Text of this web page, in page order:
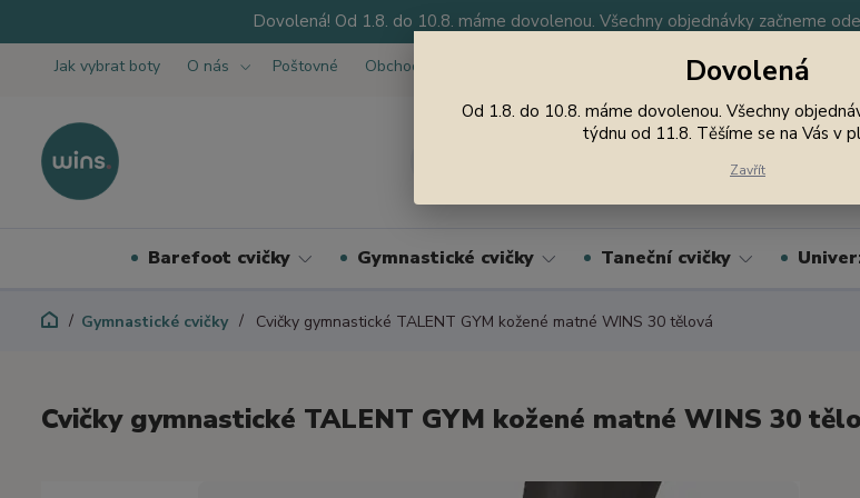
Dovolená! Od 1.8. do 10.8. máme dovolenou. Všechny objednávky začneme
Jak vybrat boty O nás Poštovné Obchodní podmínky Nevíte si rady? Zavolejte.
Barefoot cvičky Gymnastické cvičky Taneční cvičky
Gymnastické cvičky Cvičky gymnastické TALENT GYM kožené matné WINS 30 tělová
Cvičky gymnastické TALENT GYM kožené matné WINS 30
Dovolená
Od 1.8. do 10.8. máme dovolenou. Všechny
týdnu od 11.8. Těšíme se na Vás v
Zavřít